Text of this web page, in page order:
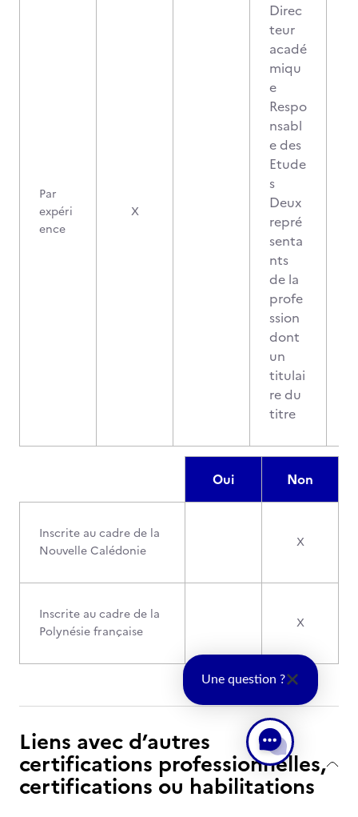
Par
expéri
ence
X
Direc
teur
acadé
miqu
e
Respo
nsabl
e des
Etude
s
Deux
repré
senta
nts
de la
profe
ssion
dont
un
titulai
re du
titre
Oui Non
Inscrite au cadre de la
Nouvelle Calédonie
X
Inscrite au cadre de la
Polynésie française
X
Liens avec d’autres
certifications professionnelles,
certifications ou habilitations
Une question ?